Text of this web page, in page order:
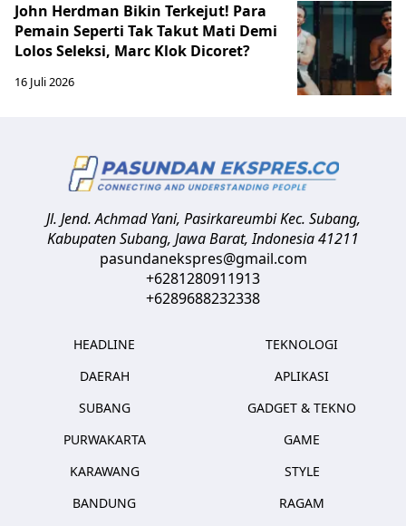
John Herdman Bikin Terkejut! Para
Pemain Seperti Tak Takut Mati Demi
Lolos Seleksi, Marc Klok Dicoret?
16 Juli 2026
Jl. Jend. Achmad Yani, Pasirkareumbi Kec. Subang,
Kabupaten Subang, Jawa Barat,Indonesia41211
pasundanekspres@gmail.com
+6281280911913
+6289688232338
HEADLINE
DAERAH
SUBANG
PURWAKARTA
KARAWANG
BANDUNG
TEKNOLOGI
APLIKASI
GADGET & TEKNO
GAME
STYLE
RAGAM